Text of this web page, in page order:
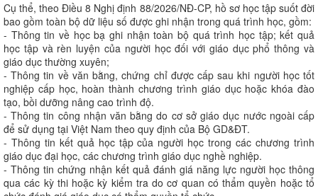
Cụ thể, theo Điều 8 Nghị định 88/2026/NĐ-CP, hồ sơ học tập suốt đời
bao gồm toàn bộ dữ liệu số được ghi nhận trong quá trình học, gồm:
- Thông tin về học bạ ghi nhận toàn bộ quá trình học tập; kết quả
học tập và rèn luyện của người học đối với giáo dục phổ thông và
giáo dục thường xuyên;
- Thông tin về văn bằng, chứng chỉ được cấp sau khi người học tốt
nghiệp cấp học, hoàn thành chương trình giáo dục hoặc khóa đào
tạo, bồi dưỡng nâng cao trình độ.
- Thông tin công nhận văn bằng do cơ sở giáo dục nước ngoài cấp
để sử dụng tại Việt Nam theo quy định của Bộ GD&ĐT.
- Thông tin kết quả học tập của người học trong các chương trình
giáo dục đại học, các chương trình giáo dục nghề nghiệp.
- Thông tin chứng nhận kết quả đánh giá năng lực người học thông
qua các kỳ thi hoặc kỳ kiểm tra do cơ quan có thẩm quyền hoặc tổ